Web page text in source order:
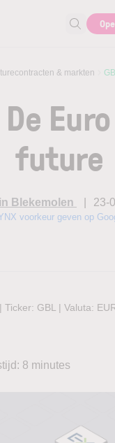
Zoek
& markten
De
future
Blekemolen 23-
voorkeur geven op
| Ticker: GBL | Valuta:
8 minutes